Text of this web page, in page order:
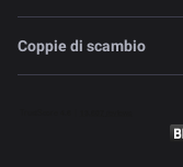
Coppie di scambio